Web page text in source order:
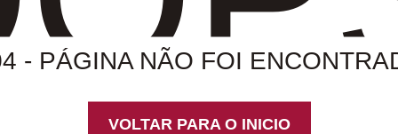
- PÁGINA NÃO FOI
VOLTAR PARA O INICIO